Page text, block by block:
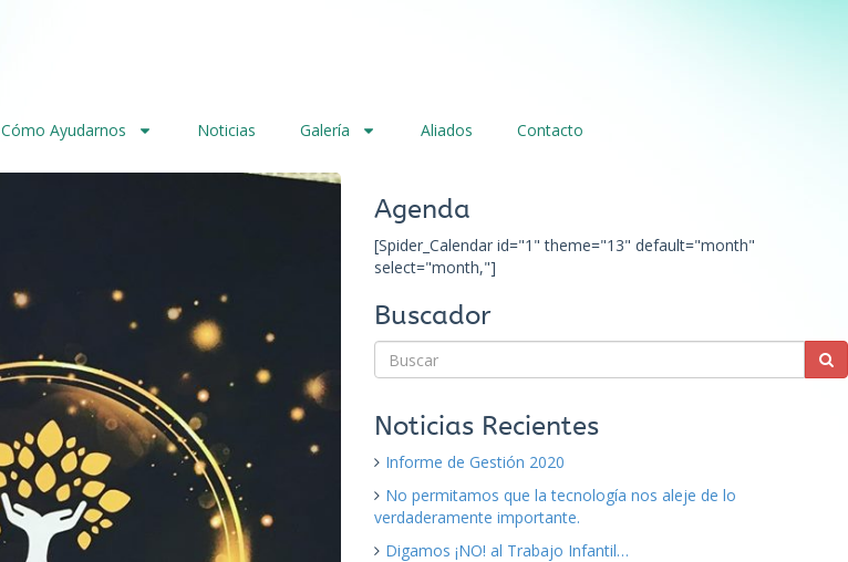
Cómo Ayudarnos Noticias Galería Aliados Contacto
Agenda
[Spider_Calendar id="1" theme="13" default="month"
select="month,"]
Buscador
Noticias Recientes
Informe de Gestión 2020
No permitamos que la tecnología nos aleje de lo
verdaderamente importante.
Digamos ¡NO! al Trabajo Infantil…